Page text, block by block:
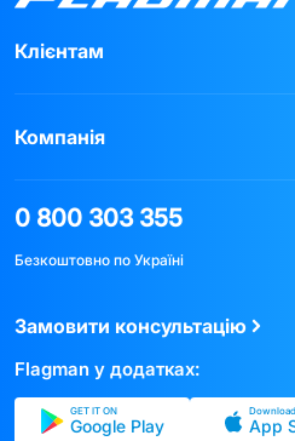
Клієнтам
Компанія
0 800 303 355
Безкоштовно по Україні
Замовити консультацію
Flagman у додатках:
GET IT ON
Google Play App